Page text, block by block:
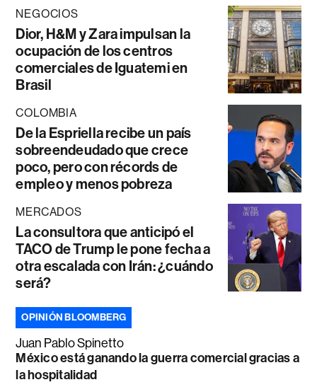
NEGOCIOS
Dior, H&M y Zara impulsan la
ocupación de los centros
comerciales de Iguatemi en
Brasil
COLOMBIA
De la Espriella recibe un país
sobreendeudado que crece
poco, pero con récords de
empleo y menos pobreza
MERCADOS
La consultora que anticipó el
TACO de Trump le pone fecha a
otra escalada con Irán: ¿cuándo
será?
OPINIÓN BLOOMBERG
Juan Pablo Spinetto
México está ganando la guerra comercial gracias a
la hospitalidad